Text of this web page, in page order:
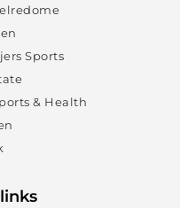
Sports
& Health